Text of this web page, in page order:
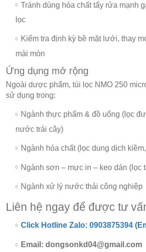
Tránh dùng hóa chất tẩy rửa mạnh
lọc
Kiểm tra định kỳ bề mặt lưới, thay
mài mòn
Ứng dụng mở rộng
Ngoài dược phẩm, túi lọc NMO 250
sử dụng trong:
Ngành thực phẩm & đồ uống (lọc
nước trái cây)
Ngành hóa chất (lọc dung dịch
Ngành sơn – mực in – keo dán (lọc
Ngành xử lý nước thải công nghiệp
Liên hệ ngay để được tư
Click Hotline Zalo: 0903875394
Email: dongsonkd04@gmail.com